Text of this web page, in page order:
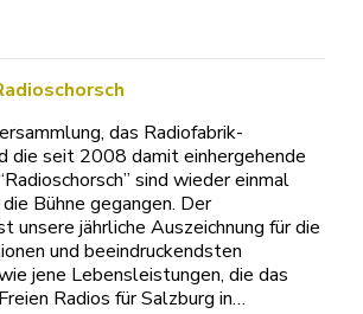
das Radiofabrik-
die seit 2008 damit einhergehende
sind wieder einmal
Bühne gegangen. Der
unsere jährliche Auszeichnung für die
und beeindruckendsten
jene Lebensleistungen, die das
Radios für Salzburg in…